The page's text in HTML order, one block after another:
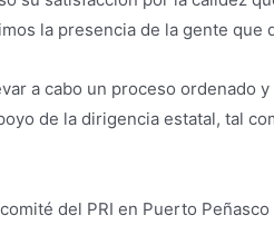
la presencia de la gente que
a cabo un proceso ordenado
de la dirigencia estatal, tal
del PRI en Puerto